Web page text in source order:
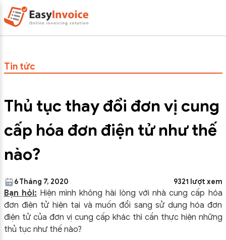
Tin tức
Thủ tục thay đổi đơn vị cung
cấp hóa đơn điện tử như thế
nào?
6 Tháng 7, 2020 9321 lượt xem
Bạn hỏi: Hiện mình không hài lòng với nhà cung cấp hóa
đơn điện tử hiện tại và muốn đổi sang sử dụng hóa đơn
điện tử của đơn vị cung cấp khác thì cần thực hiện những
thủ tục như thế nào?